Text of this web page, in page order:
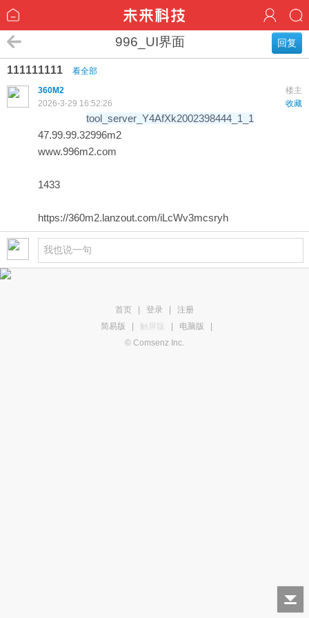
回复
996_UI界面
111111111
看全部
楼主
360M2
收藏
2026-3-29 16:52:26
tool_server_Y4AfXk2002398444_1_1
47.99.99.32996m2
www.996m2.com
1433
https://360m2.lanzout.com/iLcWv3mcsryh
首页 登录
注册
简易版
触屏版 电脑版
© Comsenz Inc.